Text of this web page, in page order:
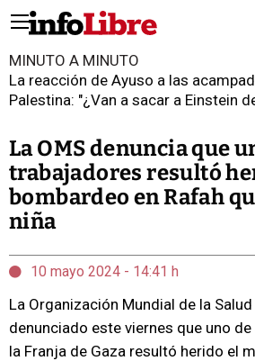
MINUTO A MINUTO
La reacción de Ayuso a las
Palestina: "¿Van a sacar a Einstein
La OMS denuncia que
trabajadores resultó
bombardeo en Rafah
niña
10 mayo 2024 - 14:41 h
La Organización Mundial de la
denunciado este viernes que uno
la Franja de Gaza resultó herido el